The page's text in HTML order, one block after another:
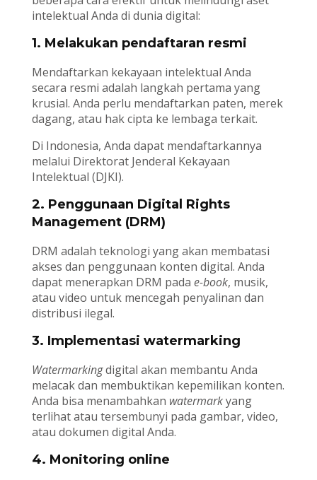
intelektual Anda di dunia digital:
1. Melakukan pendaftaran resmi
Mendaftarkan kekayaan intelektual Anda
secara resmi adalah langkah pertama yang
krusial. Anda perlu mendaftarkan paten, merek
dagang, atau hak cipta ke lembaga terkait.
Di Indonesia, Anda dapat mendaftarkannya
melalui Direktorat Jenderal Kekayaan
Intelektual (DJKI).
2. Penggunaan Digital Rights
Management (DRM)
DRM adalah teknologi yang akan membatasi
akses dan penggunaan konten digital. Anda
dapat menerapkan DRM pada e-book, musik,
atau video untuk mencegah penyalinan dan
distribusi ilegal.
3. Implementasi watermarking
Watermarkingdigital akan membantu Anda
melacak dan membuktikan kepemilikan konten.
Anda bisa menambahkan watermarkyang
terlihat atau tersembunyi pada gambar, video,
atau dokumen digital Anda.
4. Monitoring online